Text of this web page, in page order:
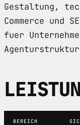
Gestaltung,
Commerce und
fuer
BEREICH